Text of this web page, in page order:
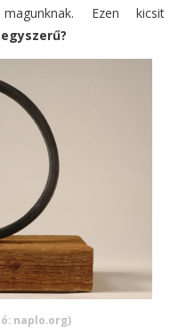
Ezen kicsit
naplo.org)